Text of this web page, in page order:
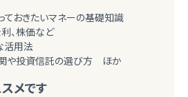
ておきたいマネーの基礎知識
、株価など
活用法
や投資信託の選び方 ほか
メです